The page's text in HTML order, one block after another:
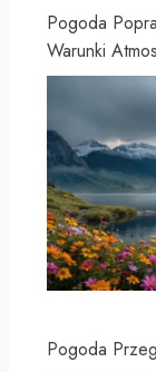
Pogoda
Warunki
Pogoda